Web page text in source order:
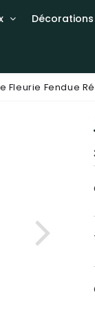
Décorations
Fleurie Fendue